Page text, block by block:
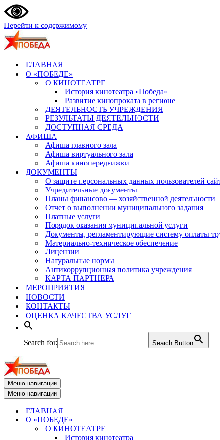
Перейти к содержимому
ГЛАВНАЯ
О «ПОБЕДЕ»
О КИНОТЕАТРЕ
История кинотеатра «Победа»
Развитие кинопроката в регионе
ДЕЯТЕЛЬНОСТЬ УЧРЕЖДЕНИЯ
РЕЗУЛЬТАТЫ ДЕЯТЕЛЬНОСТИ
ДОСТУПНАЯ СРЕДА
АФИША
Афиша главного зала
Афиша виртуального зала
Афиша кинопередвижки
ДОКУМЕНТЫ
О защите персональных данных пользователей
Учредительные документы
Планы финансово — хозяйственной деятельности
Отчет о выполнении муниципального задания
Платные услуги
Порядок оказания муниципальной услуги
Документы, регламентирующие систему оплаты
Материально-техническое обеспечение
Лицензии
Натуральные нормы
Антикоррупционная политика учреждения
КАРТА ПАРТНЕРА
МЕРОПРИЯТИЯ
НОВОСТИ
КОНТАКТЫ
ОЦЕНКА КАЧЕСТВА УСЛУГ
Search for: Search Button
Меню навигации
Меню навигации
ГЛАВНАЯ
О «ПОБЕДЕ»
О КИНОТЕАТРЕ
История кинотеатра